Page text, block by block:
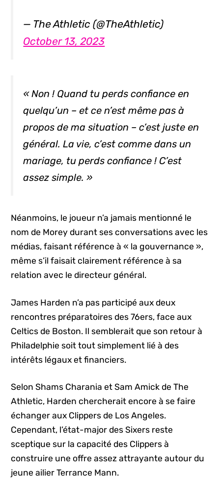
— The Athletic (@TheAthletic)
October 13, 2023
« Non ! Quand tu perds confiance en
quelqu’un – et ce n’est même pas à
propos de ma situation – c’est juste en
général. La vie, c’est comme dans un
mariage, tu perds confiance ! C’est
assez simple. »
Néanmoins, le joueur n’a jamais mentionné le
nom de Morey durant ses conversations avec les
médias, faisant référence à « la gouvernance »,
même s’il faisait clairement référence à sa
relation avec le directeur général.
James Harden n’a pas participé aux deux
rencontres préparatoires des 76ers, face aux
Celtics de Boston. Il semblerait que son retour à
Philadelphie soit tout simplement lié à des
intérêts légaux et financiers.
Selon Shams Charania et Sam Amick de The
Athletic, Harden chercherait encore à se faire
échanger aux Clippers de Los Angeles.
Cependant, l’état-major des Sixers reste
sceptique sur la capacité des Clippers à
construire une offre assez attrayante autour du
jeune ailier Terrance Mann.